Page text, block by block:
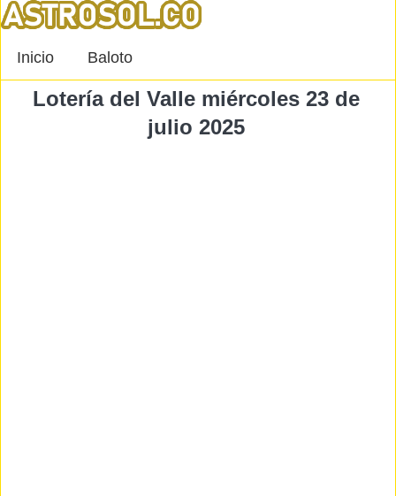
Inicio Baloto
Lotería del Valle miércoles 23 de
julio 2025